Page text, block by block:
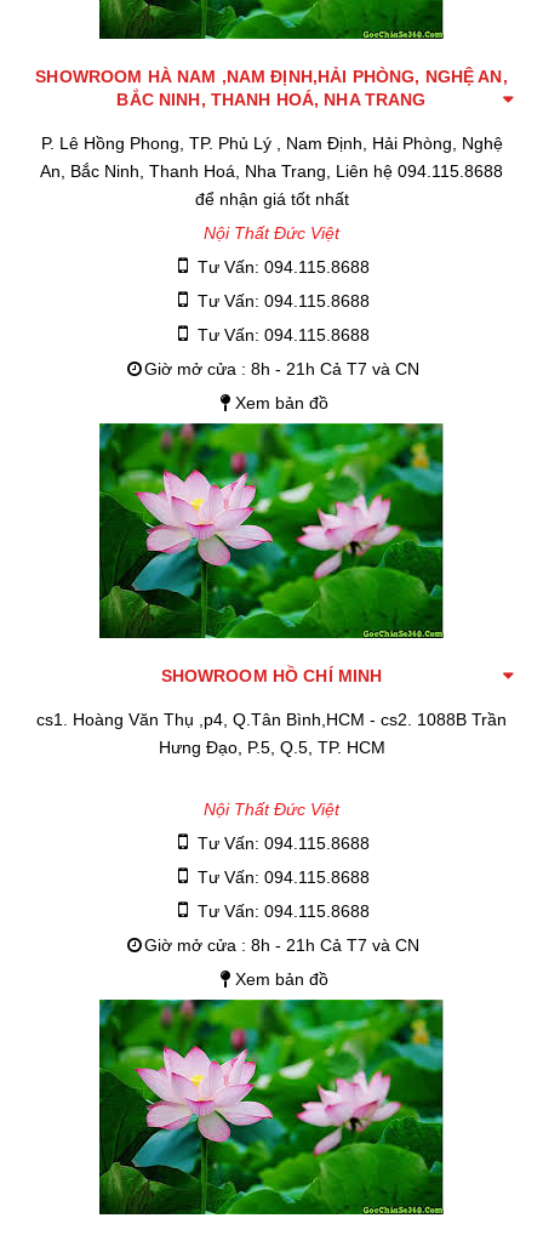
SHOWROOM HÀ NAM ,NAM ĐỊNH,HẢI PHÒNG, NGHỆ AN,
BẮC NINH, THANH HOÁ, NHA TRANG
P. Lê Hồng Phong, TP. Phủ Lý , Nam Định, Hải Phòng, Nghệ
An, Bắc Ninh, Thanh Hoá, Nha Trang, Liên hệ 094.115.8688
để nhận giá tốt nhất
Nội Thất Đức Việt
Tư Vấn: 094.115.8688
Tư Vấn: 094.115.8688
Tư Vấn: 094.115.8688
Giờ mở cửa : 8h - 21h Cả T7 và CN
Xem bản đồ
SHOWROOM HỒ CHÍ MINH
cs1. Hoàng Văn Thụ ,p4, Q.Tân Bình,HCM - cs2. 1088B Trần
Hưng Đạo, P.5, Q.5, TP. HCM
Nội Thất Đức Việt
Tư Vấn: 094.115.8688
Tư Vấn: 094.115.8688
Tư Vấn: 094.115.8688
Giờ mở cửa : 8h - 21h Cả T7 và CN
Xem bản đồ